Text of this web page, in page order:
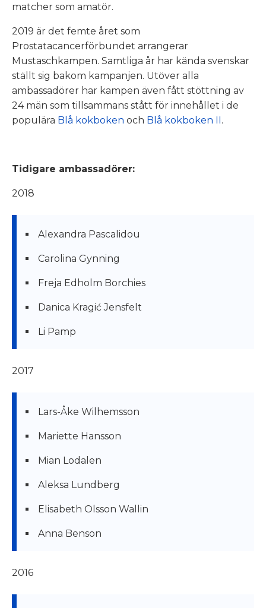
matcher som amatör.
2019 är det femte året som
Prostatacancerförbundet arrangerar
Mustaschkampen. Samtliga år har kända svenskar
ställt sig bakom kampanjen. Utöver alla
ambassadörer har kampen även fått stöttning av
24 män som tillsammans stått för innehållet i de
populära Blå kokboken och Blå kokboken II.
Tidigare ambassadörer:
2018
Alexandra Pascalidou
Carolina Gynning
Freja Edholm Borchies
Danica Kragić Jensfelt
Li Pamp
2017
Lars-Åke Wilhemsson
Mariette Hansson
Mian Lodalen
Aleksa Lundberg
Elisabeth Olsson Wallin
Anna Benson
2016